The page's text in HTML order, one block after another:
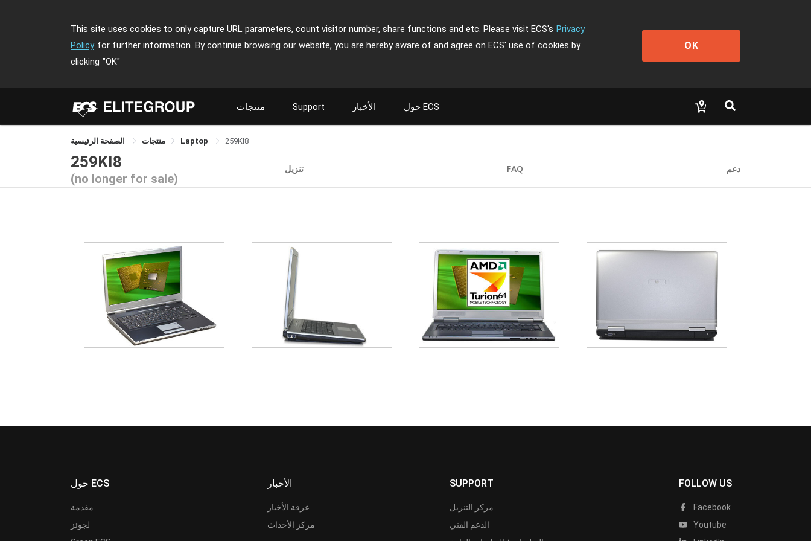
This site uses cookies to only capture URL parameters, count visitor number, share functions and etc. Please visit ECS's Privacy
Policy for further information. By continue browsing our website, you are hereby aware of and agree on ECS' use of cookies by
clicking "OK"
OK
منتجات Support الأخبار حول ECS
منتجات Laptop 259KI8
259KI8
(no longer for sale)
تنزيل FAQ دعم
حول ECS
مقدمة
لجوئز
الأخبار
غرفة الأخبار
مركز الأحداث
SUPPORT
مركز التنزيل
الدعم الفني
FOLLOW US
Facebook
Youtube